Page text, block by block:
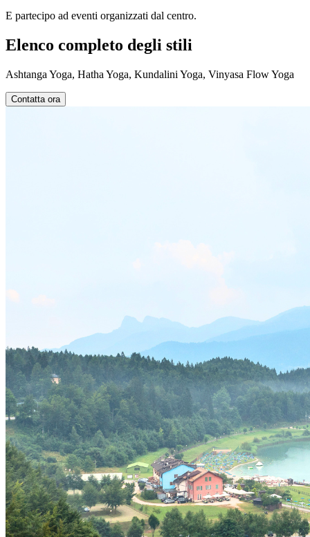
E partecipo ad eventi organizzati dal centro.
Elenco completo degli stili
Ashtanga Yoga, Hatha Yoga, Kundalini Yoga, Vinyasa Flow Yoga
Contatta ora